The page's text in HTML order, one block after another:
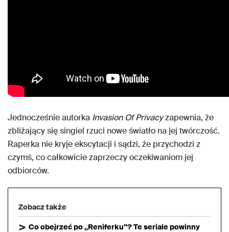
Jednocześnie autorka Invasion Of Privacyzapewnia, że
zbliżający się singiel rzuci nowe światło na jej twórczość.
Raperka nie kryje ekscytacji i sądzi, że przychodzi z
czymś, co całkowicie zaprzeczy oczekiwaniom jej
odbiorców.
Zobacz także
Co obejrzeć po „Reniferku”? Te seriale powinny